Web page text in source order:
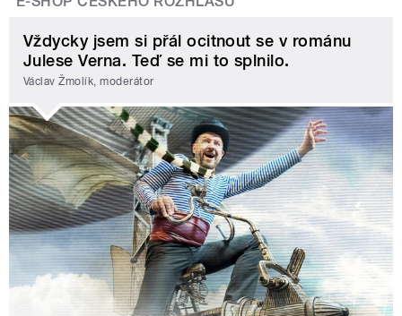
Vždycky jsem si přál ocitnout se v románu
Julese Verna. Teď se mi to splnilo.
Václav Žmolík, moderátor